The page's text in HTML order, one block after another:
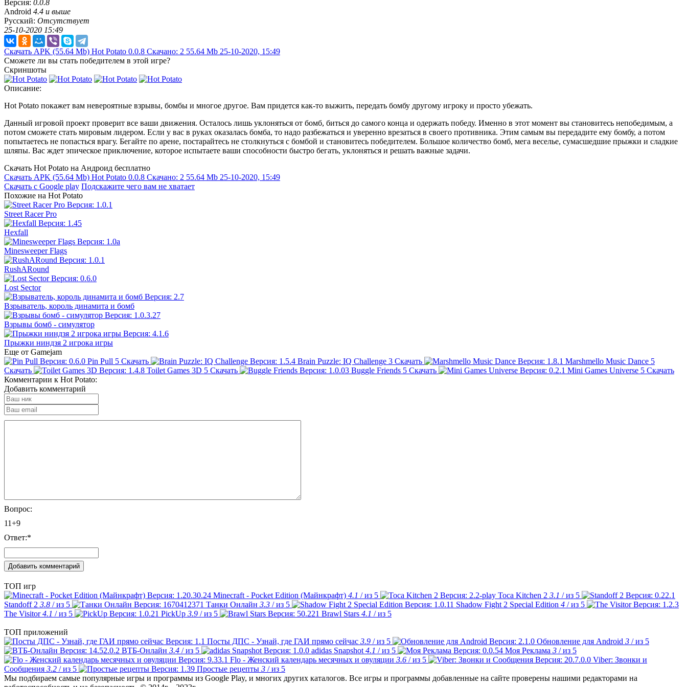
Версия: 0.0.8
Android 4.4 и выше
Русский: Отсутствует
25-10-2020 15:49
Скачать APK (55.64 Mb) Hot Potato 0.0.8 Скачано: 2 55.64 Mb 25-10-2020, 15:49
Сможете ли вы стать победителем в этой игре?
Скриншоты
Описание:
Hot Potato покажет вам невероятные взрывы, бомбы и многое другое. Вам придется как-то выжить, передать бомбу другому игроку и просто убежать.
Данный игровой проект проверит все ваши движения. Осталось лишь уклоняться от бомб, биться до самого конца и одержать победу. Именно в этот момент вы становитесь непобедимым, а
потом сможете стать мировым лидером. Если у вас в руках оказалась бомба, то надо разбежаться и уверенно врезаться в своего противника. Этим самым вы передадите ему бомбу, а потом
попытаетесь не попасться врагу. Бегайте по арене, постарайтесь не столкнуться с бомбой и становитесь победителем. Большое количество бомб, мега веселье, сумасшедшие прыжки и сладкие
шляпы. Вас ждет эпическое приключение, которое испытаете ваши способности быстро бегать, уклоняться и решать важные задачи.
Скачать Hot Potato на Андроид бесплатно
Скачать APK (55.64 Mb) Hot Potato 0.0.8 Скачано: 2 55.64 Mb 25-10-2020, 15:49
Скачать с Google play Подскажите чего вам не хватает
Похожие на Hot Potato
Street Racer Pro
Hexfall
Minesweeper Flags
RushARound
Lost Sector
Взрыватель, король динамита и бомб
Взрывы бомб - симулятор
Прыжки ниндзя 2 игрока игры
Еще от Gamejam
Pin Pull 5 Скачать Brain Puzzle: IQ Challenge 3 Скачать Marshmello Music Dance 5
Скачать
Toilet Games 3D 5 Скачать Buggle Friends 5 Скачать Mini Games Universe 5 Скачать
Комментарии к Hot Potato:
Добавить комментарий
Вопрос:
11+9
Ответ:*
ТОП игр
Minecraft - Pocket Edition (Майнкрафт) 4.1 / из 5 Toca Kitchen 2 3.1 / из 5
Standoff 2 3.8 / из 5 Танки Онлайн 3.3 / из 5 Shadow Fight 2 Special Edition 4 / из 5
The Visitor4.1 / из 5 PickUp 3.9 / из 5 Brawl Stars 4.1 / из 5
ТОП приложений
Посты ДПС - Узнай, где ГАИ прямо сейчас 3.9 / из 5 Обновление для Android 3 / из 5
ВТБ-Онлайн 3.4 / из 5 adidas Snapshot 4.1 / из 5 Моя Реклама 3 / из 5
Flo - Женский календарь месячных и овуляции 3.6 / из 5
Viber: Звонки и
Сообщения 3.2 / из 5 Простые рецепты 3 / из 5
Мы подбираем самые популярные игры и программы из Google Play, и многих других каталогов. Все игры и программы добавленные на сайте проверены нашими редакторами на